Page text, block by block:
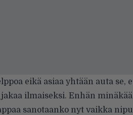
eikä asiaa yhtään auta se,
ilmaiseksi. Enhän
sanotaanko nyt vaikka